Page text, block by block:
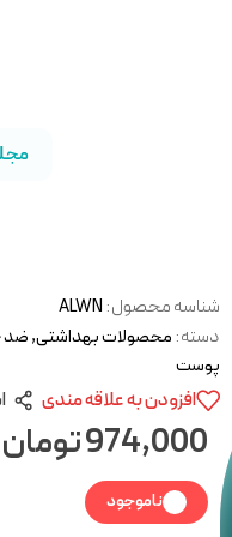
شناسه محصول: ALWN
دسته: محصولات بهداشتی,ضد
پوست
افزودن به علاقه مندی
974,000تومان
ناموجود